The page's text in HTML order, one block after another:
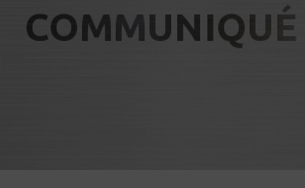
COMMUNIQUÉ